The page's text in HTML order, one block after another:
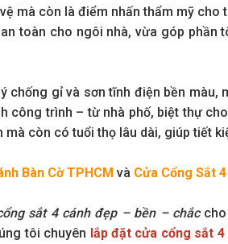
mà còn là điểm nhấn thẩm mỹ
toàn cho ngôi nhà, vừa góp phần
chống gỉ và sơn tĩnh điện bền
công trình – từ nhà phố, biệt thự
còn có tuổi thọ lâu dài, giúp tiết
Bàn Cờ TPHCM và Cửa Cổng Sắt
sắt 4 cánh đẹp – bền – chắccho
tôi chuyên lắp đặt cửa cổng sắt 4